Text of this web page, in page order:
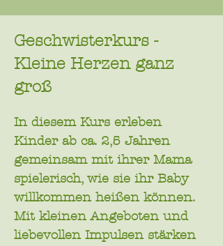
Geschwisterkurs -
Kleine Herzen ganz
groß
In diesem Kurs erleben
Kinder ab ca. 2,5 Jahren
gemeinsam mit ihrer Mama
spielerisch, wie sie ihr Baby
willkommen heißen können.
Mit kleinen Angeboten und
liebevollen Impulsen stärken